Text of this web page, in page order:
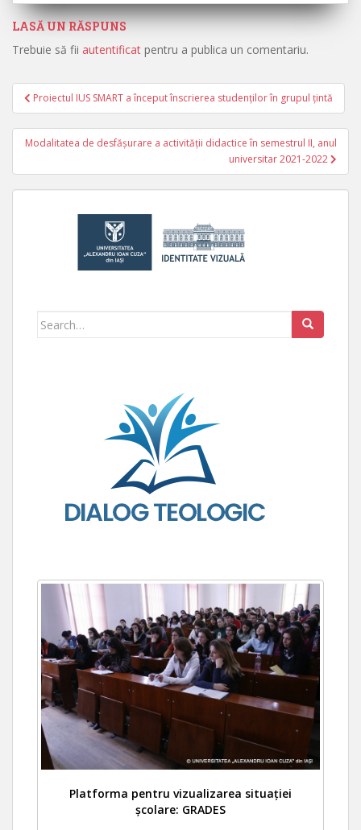
LASĂ UN RĂSPUNS
Trebuie să fii autentificat pentru a publica un comentariu.
Navigare în articole
Proiectul IUS SMART a început înscrierea studenților în grupul țintă
Modalitatea de desfășurare a activității didactice în semestrul II, anul
universitar 2021-2022
Search for:
Platforma pentru vizualizarea situației
școlare: GRADES